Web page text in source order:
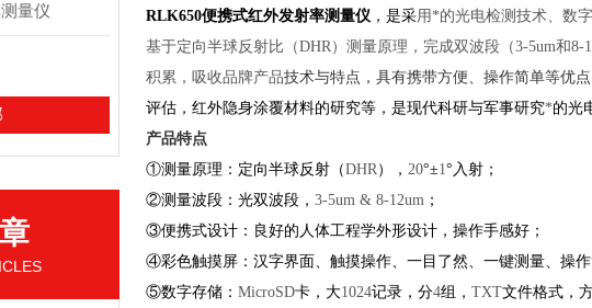
量仪
RLK650便携式红外发射率测量仪 ，是采用 *的光电检测技术、数
基于定向半球反射比 （DHR）测量原理，完成双波段（3-5um和
积累，吸收品牌产品技术与特点，具有携带方便、操作简单等优
评估，红外隐身涂覆材料的研究等，是现代科研与军事研究*的光
产品特点
①测量原理：定向半球反射（DHR）， 20°±1°入射；
②测量波段：光双波段， 3-5um & 8-12um ；
③便携式设计：良好的人体工程学外形设计，操作手感好；
④彩色触摸屏：汉字界面、触摸操作、一目了然、一键测量、操作
⑤数字存储： MicroSD卡，大1024记录，分4组， TXT文件格式，